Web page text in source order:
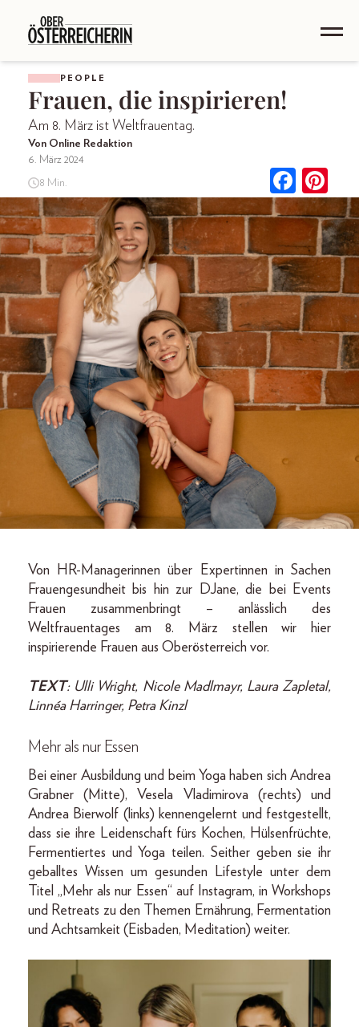
PEOPLE
Frauen, die inspirieren!
Am 8. März ist Weltfrauentag.
Von Online Redaktion
6. März 2024
8 Min.
Von HR-Managerinnen über Expertinnen in Sachen
Frauengesundheit bis hin zur DJane, die bei Events
Frauen zusammenbringt – anlässlich des
Weltfrauentages am 8. März stellen wir hier
inspirierende Frauen aus Oberösterreich vor.
TEXT: Ulli Wright, Nicole Madlmayr, Laura Zapletal,
Linnéa Harringer, Petra Kinzl
Mehr als nur Essen
Bei einer Ausbildung und beim Yoga haben sich Andrea
Grabner (Mitte), Vesela Vladimirova (rechts) und
Andrea Bierwolf (links) kennengelernt und festgestellt,
dass sie ihre Leidenschaft fürs Kochen, Hülsenfrüchte,
Fermentiertes und Yoga teilen. Seither geben sie ihr
geballtes Wissen um gesunden Lifestyle unter dem
Titel „Mehr als nur Essen“ auf Instagram, in Workshops
und Retreats zu den Themen Ernährung, Fermentation
und Achtsamkeit (Eisbaden, Meditation) weiter.